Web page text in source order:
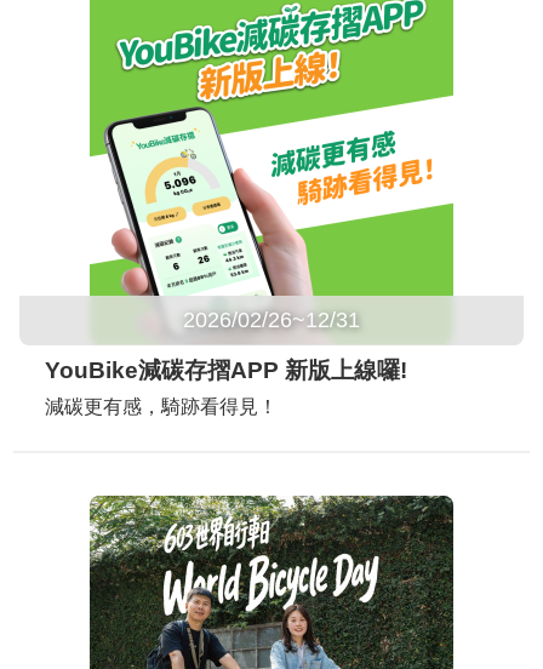
2026/02/26~12/31
YouBike減碳存摺APP 新版上線囉!
減碳更有感，騎跡看得見！